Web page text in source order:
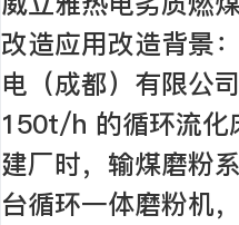
改造应用改造背景
电（成都）有限公
150t/h 的循环流化
建厂时，输煤磨粉
台循环一体磨粉机